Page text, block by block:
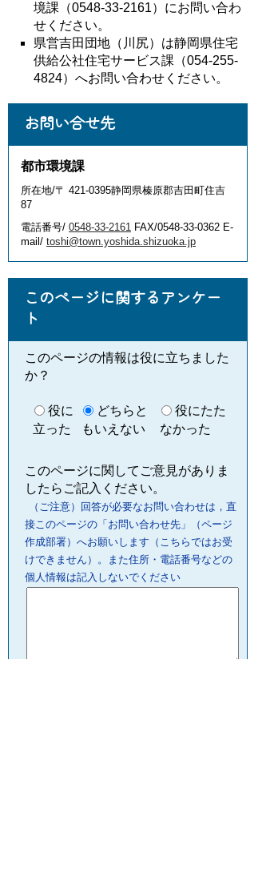
境課（0548-33-2161）にお問い合わ
せください。
県営吉田団地（川尻）は静岡県住宅
供給公社住宅サービス課（054-255-
4824）へお問い合わせください。
お問い合せ先
都市環境課
所在地/〒 421-0395静岡県榛原郡吉田町住吉
87
電話番号/ 0548-33-2161 FAX/0548-33-0362 E-
mail/ toshi@town.yoshida.shizuoka.jp
このページに関するアンケー
ト
このページの情報は役に立ちました
か？
役に
立った
どちらと
もいえない
役にたた
なかった
このページに関してご意見がありま
したらご記入ください。
（ご注意）回答が必要なお問い合わせは，直
接このページの「お問い合わせ先」（ページ
作成部署）へお願いします（こちらではお受
けできません）。また住所・電話番号などの
個人情報は記入しないでください